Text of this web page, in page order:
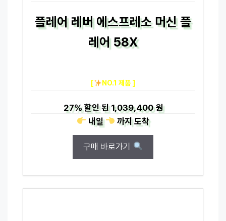
플레어 레버 에스프레소 머신 플
레어 58X
[ NO.1 제품 ]
27%할인 된1,039,400 원
내일
까지도착
구매 바로가기